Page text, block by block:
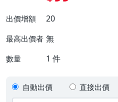
出價增額 20
最高出價者 無
數量 1 件
自動出價 直接出價